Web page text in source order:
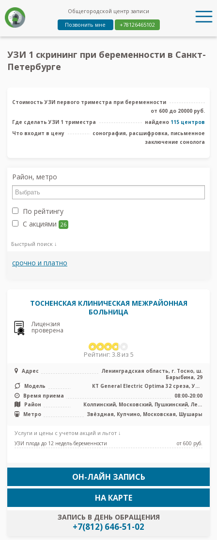
Общегородской центр записи
Позвонить мне
+78126465102
УЗИ 1 скрининг при беременности в Санкт-
Петербурге
Стоимость УЗИ первого триместра при беременности
от 600 до 20000 руб.
Где сделать УЗИ 1 триместра
найдено 115 центров
Что входит в цену
сонография, расшифровка, письменное
заключение сонолога
Район, метро
По рейтингу
С акциями 26
Быстрый поиск ↓
срочно и платно
ТОСНЕНСКАЯ КЛИНИЧЕСКАЯ МЕЖРАЙОННАЯ
БОЛЬНИЦА
Лицензия
проверена
Рейтинг: 3.8 из 5
Адрес
Ленинградская область, г. Тосно, ш.
Барыбина, 29
Модель
КТ General Electric Optima 32 среза, УЗИ
аппарат
Время приема
08:00-20:00
Район
Колпинский, Московский, Пушкинский, Лен.
область
Метро Звёздная, Купчино, Московская, Шушары
Услуги и цены с учетом акций и льгот ↓
УЗИ плода до 12 недель беременности от 600 pуб.
ОН-ЛАЙН ЗАПИСЬ
ЗАПИСЬ В ДЕНЬ ОБРАЩЕНИЯ
+7(812) 646-51-02
НА КАРТЕ